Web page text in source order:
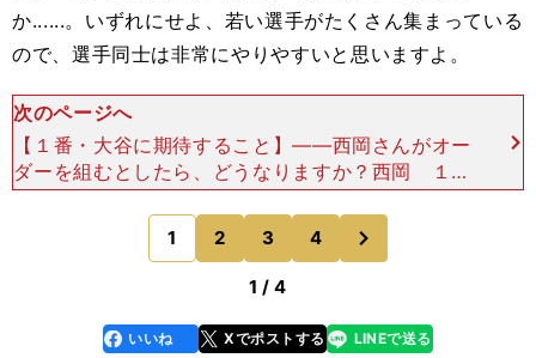
か......。いずれにせよ、若い選手がたくさん集まっている
ので、選手同士は非常にやりやすいと思いますよ。
次のページへ
【１番・大谷に期待すること】――西岡さんがオー
ダーを組むとしたら、どうなりますか？西岡 １番
は大谷選手です。僕が出場した第１回大会（2006
年）の第２ラウンド初戦のアメリカ戦で、１番がイ
チローさん（
1 2 3 4
のページへ
1 / 4
faceboo
k
いいね Xでポストする
line LINEで送る